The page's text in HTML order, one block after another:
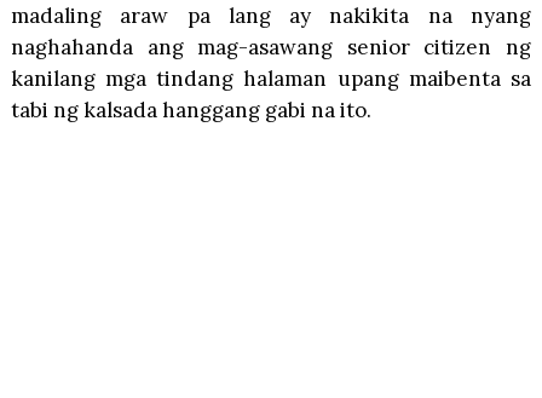
madaling araw pa lang ay nakikita na nyang
naghahanda ang mag-asawang senior citizen ng
kanilang mga tindang halaman upang maibenta sa
tabi ng kalsada hanggang gabi na ito.